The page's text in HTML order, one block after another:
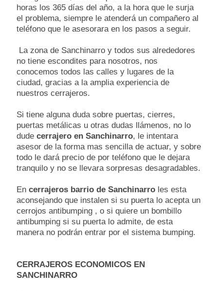
horas los 365 días del año, a la hora que le surja
el problema, siempre le atenderá un compañero al
teléfono que le asesorara en los pasos a seguir.
La zona de Sanchinarro y todos sus alrededores
no tiene escondites para nosotros, nos
conocemos todos las calles y lugares de la
ciudad, gracias a la amplia experiencia de
nuestros cerrajeros.
Si tiene alguna duda sobre puertas, cierres,
puertas metálicas u otras dudas llámenos, no lo
dude cerrajero en Sanchinarro, le intentara
asesor de la forma mas sencilla de actuar, y sobre
todo le dará precio de por teléfono que le dejara
tranquilo y no se llevara sorpresas desagradables.
En cerrajeros barrio de Sanchinarro les esta
aconsejando que instalen si su puerta lo acepta un
cerrojos antibumping , o si quiere un bombillo
antibumping si su puerta lo admite, de esta
manera no podrán entrar por el sistema bumping.
CERRAJEROS ECONOMICOS EN
SANCHINARRO